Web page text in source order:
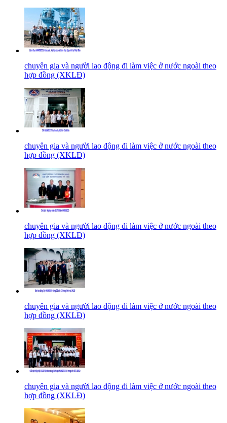
chuyên gia và người lao động đi làm việc ở nước ngoài theo
hợp đồng (XKLĐ)
chuyên gia và người lao động đi làm việc ở nước ngoài theo
hợp đồng (XKLĐ)
chuyên gia và người lao động đi làm việc ở nước ngoài theo
hợp đồng (XKLĐ)
chuyên gia và người lao động đi làm việc ở nước ngoài theo
hợp đồng (XKLĐ)
chuyên gia và người lao động đi làm việc ở nước ngoài theo
hợp đồng (XKLĐ)